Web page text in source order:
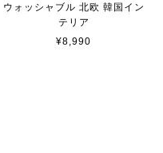
ウォッシャブル 北欧 韓国イン
テリア
¥8,990